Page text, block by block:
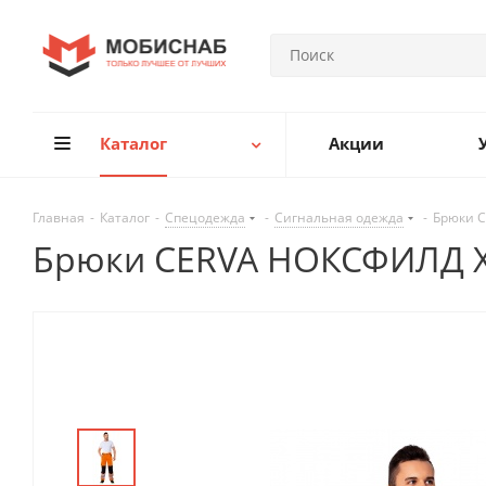
Каталог Акции
Главная - Каталог - Спецодежда - Сигнальная одежда - Брюки
Брюки CERVA НОКСФИЛД